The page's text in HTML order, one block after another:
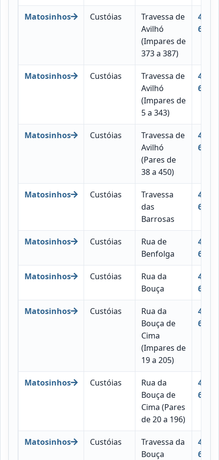
Matosinhos Custóias
Travessa de
Avilhó
(Impares de
373 a 387)
4460-
689
Matosinhos Custóias
Travessa de
Avilhó
(Impares de
5 a 343)
4460-
688
Matosinhos Custóias
Travessa de
Avilhó
(Pares de
38 a 450)
4460-
687
Matosinhos Custóias
Travessa
das
Barrosas
4460-
690
Matosinhos Custóias
Rua de
Benfolga
4460-
691
Matosinhos Custóias
Rua da
Bouça
4460-
692
Matosinhos Custóias
Rua da
Bouça de
Cima
(Impares de
19 a 205)
4460-
694
Matosinhos Custóias
Rua da
Bouça de
Cima (Pares
de 20 a 196)
4460-
693
Matosinhos Custóias
Travessa da
Bouça
4460-
692